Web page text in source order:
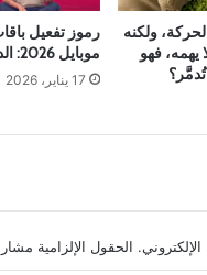
ولكنه
يهمه، فهو
رموز تفعيل
موبايل 2026: الدليل الشامل
17 يناير، 2026
الحقول الإلزامية مشار